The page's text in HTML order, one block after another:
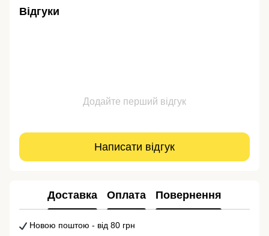
Відгуки
Додайте перший відгук
Написати відгук
Доставка Оплата Повернення
Новою поштою - від 80 грн